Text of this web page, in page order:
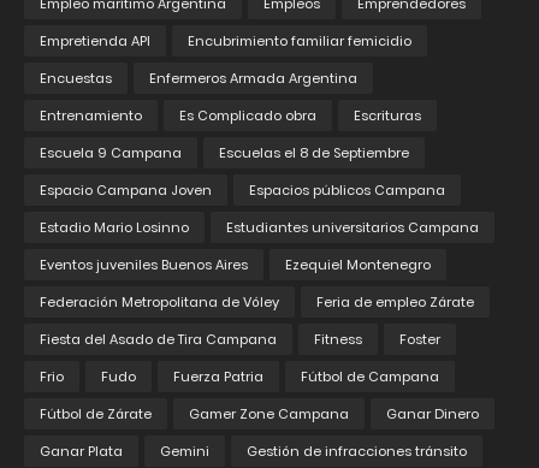
Empleo marítimo Argentina Empleos
Emprendedores
Empretienda API
Encubrimiento familiar femicidio
Encuestas
Enfermeros Armada Argentina
Entrenamiento
Es Complicado obra
Escrituras
Escuela 9 Campana
Escuelas el 8 de Septiembre
Espacio Campana Joven
Espacios públicos Campana
Estadio Mario Losinno
Estudiantes universitarios Campana
Eventos juveniles Buenos Aires
Ezequiel Montenegro
Federación Metropolitana de Vóley
Feria de empleo Zárate
Fiesta del Asado de Tira Campana
Fitness
Foster
Frio
Fudo Fuerza Patria
Fútbol de Campana
Fútbol de Zárate
Gamer Zone Campana
Ganar Dinero
Ganar Plata
Gemini
Gestión de infracciones tránsito